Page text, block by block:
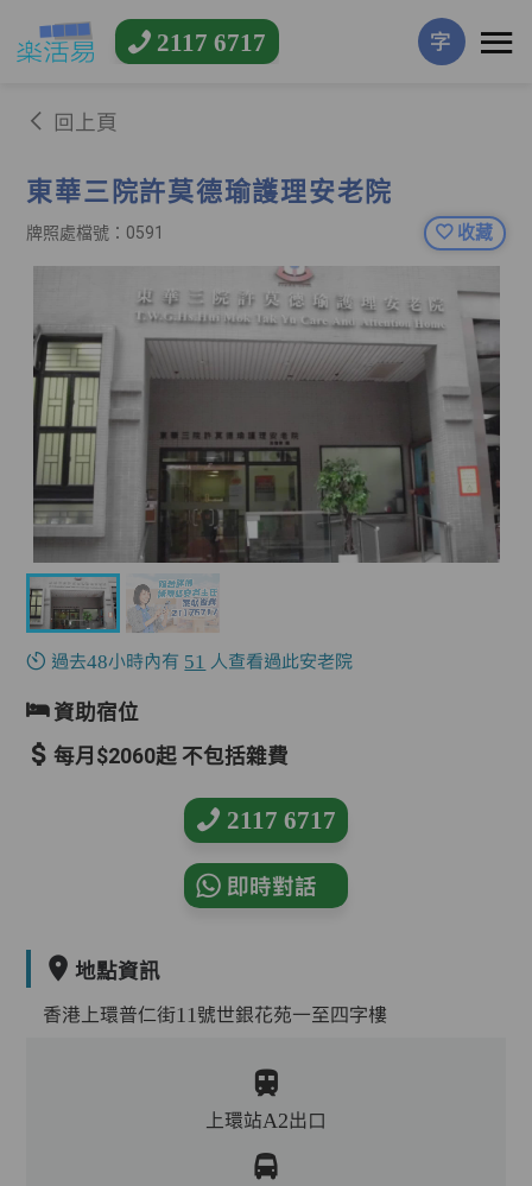
2117 6717 字
回上頁
東華三院許莫德瑜護理安老院
牌照處檔號：0591 收藏
過去48小時內有 51 人查看過此安老院
資助宿位
每月$2060起 不包括雜費
2117 6717
即時對話
地點資訊
香港上環普仁街11號世銀花苑一至四字樓
上環站A2出口